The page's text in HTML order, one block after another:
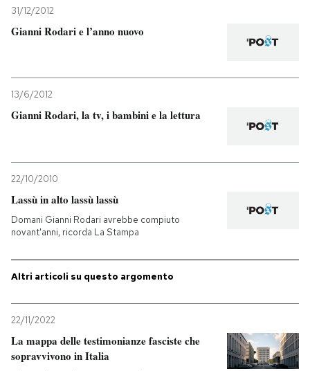
31/12/2012
Gianni Rodari e l’anno nuovo
13/6/2012
Gianni Rodari, la tv, i bambini e la lettura
22/10/2010
Lassù in alto lassù lassù
Domani Gianni Rodari avrebbe compiuto
novant'anni, ricorda La Stampa
Altri articoli su questo argomento
22/11/2022
La mappa delle testimonianze fasciste che
sopravvivono in Italia